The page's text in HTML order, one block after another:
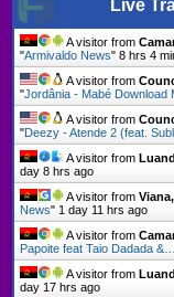
Live
A visitor from
"Armivaldo News"8 hrs 4
A visitor from
"Jordânia - Mabé Download
A visitor from
"Deezy - Atende 2 (feat.
A visitor from
day 8 hrs ago
A visitor from
News" 1 day 11 hrs ago
A visitor from
Papoite feat Taio Dadada
A visitor from
day 17 hrs ago